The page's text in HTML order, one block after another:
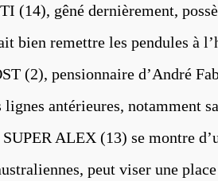
(14), gêné dernièrement,
bien remettre les pendules à
(2), pensionnaire d’André
lignes antérieures, notamment
ALEX (13) se montre
peut viser une